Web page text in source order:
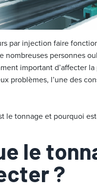
par injection faire
nombreuses personnes
important d’affecter
problèmes, l’une des
le tonnage et pourquoi
le
?